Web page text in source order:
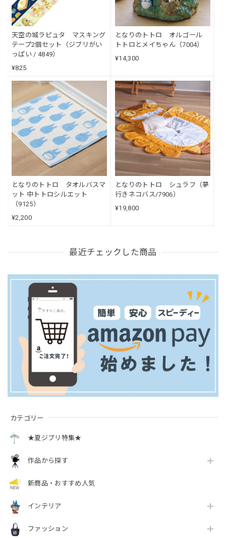
カテゴリー
★夏ジブリ特集★
作品から探す
新商品・おすすめ人気
インテリア
ファッション
天空の城ラピュタ マスキング
テープ2個セット（ジブリがい
っぱい / 4849）
¥825
となりのトトロ オルゴール
トトロとメイちゃん（7004）
¥14,300
となりのトトロ タオルバスマ
ット 中トトロシルエット
（9125）
¥2,200
となりのトトロ シュラフ（夢
行きネコバス/7906）
¥19,800
最近チェックした商品